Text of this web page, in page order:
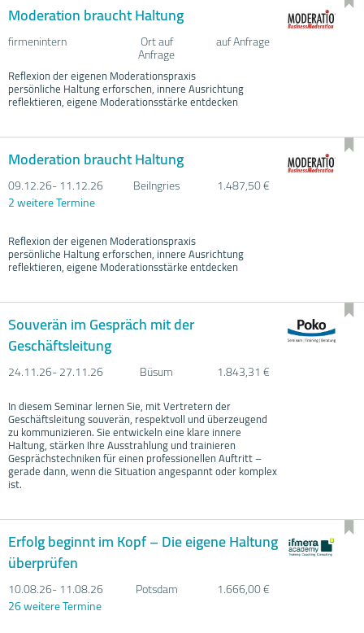
Moderation braucht Haltung
firmenintern Ort auf
Anfrage
auf Anfrage
Reflexion der eigenen Moderationspraxis
persönliche Haltung erforschen, innere Ausrichtung
reflektieren, eigene Moderationsstärke entdecken
Moderation braucht Haltung
09.12.26- 11.12.26 Beilngries
1.487,50 €
2 weitere Termine
Reflexion der eigenen Moderationspraxis
persönliche Haltung erforschen, innere Ausrichtung
reflektieren, eigene Moderationsstärke entdecken
Souverän im Gespräch mit der
Geschäftsleitung
24.11.26- 27.11.26 Büsum 1.843,31 €
In diesem Seminar lernen Sie, mit Vertretern der
Geschäftsleitung souverän, respektvoll und überzeugend
zu kommunizieren. Sie entwickeln eine klare innere
Haltung, stärken Ihre Ausstrahlung und trainieren
Gesprächstechniken für einen professionellen Auftritt –
gerade dann, wenn die Situation angespannt oder komplex
ist.
Erfolg beginnt im Kopf – Die eigene Haltung
überprüfen
10.08.26- 11.08.26 Potsdam
1.666,00 €
26 weitere Termine